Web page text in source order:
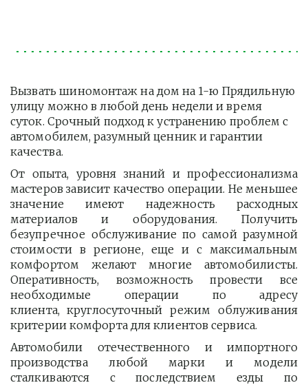
Вызвать шиномонтаж на дом на 1-ю Прядильную
улицу можно в любой день недели и время
суток. Срочный подход к устранению проблем с
автомобилем, разумный ценник и гарантии
качества.
От опыта, уровня знаний и профессионализма
мастеров зависит качество операции. Не меньшее
значение имеют надежность расходных
материалов и оборудования. Получить
безупречное обслуживание по самой разумной
стоимости в регионе, еще и с максимальным
комфортом желают многие автомобилисты.
Оперативность, возможность провести все
необходимые операции по адресу
клиента, круглосуточный режим облуживания
критерии комфорта для клиентов сервиса.
Автомобили отечественного и импортного
производства любой марки и модели
сталкиваются с последствием езды по